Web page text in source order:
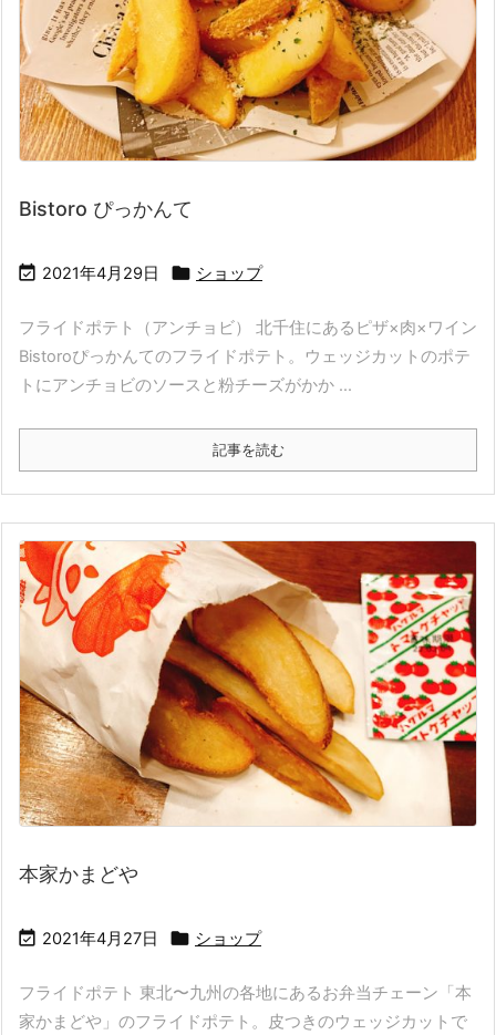
Bistoro ぴっかんて
 2021年4月29日  ショップ
フライドポテト（アンチョビ） 北千住にあるピザ×肉×ワイン
Bistoroぴっかんてのフライドポテト。ウェッジカットのポテ
トにアンチョビのソースと粉チーズがかか ...
記事を読む
本家かまどや
 2021年4月27日  ショップ
フライドポテト 東北〜九州の各地にあるお弁当チェーン「本
家かまどや」のフライドポテト。皮つきのウェッジカットで